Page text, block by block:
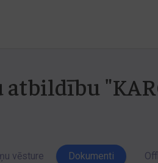
atbildību
vēsture Dokumenti